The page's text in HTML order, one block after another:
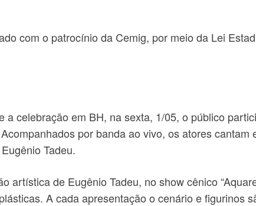
com o patrocínio da Cemig, por meio da Lei
a celebração em BH, na sexta, 1/05, o público
por banda ao vivo, os atores
Tadeu.
artística de Eugênio Tadeu, no show cênico
A cada apresentação o cenário e figurinos